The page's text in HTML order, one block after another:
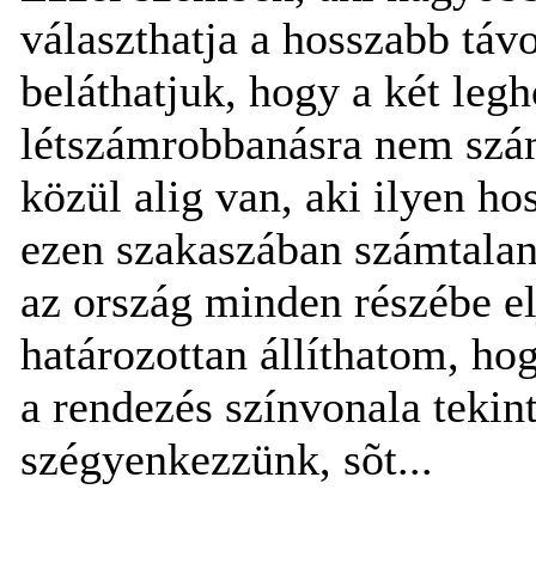
választhatja a hosszabb
beláthatjuk, hogy a két
létszámrobbanásra nem
közül alig van, aki ilyen
ezen szakaszában
az ország minden részébe
határozottan állíthatom,
a rendezés színvonala
szégyenkezzünk, sõt...